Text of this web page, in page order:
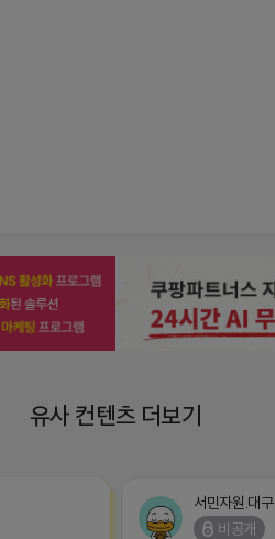
유사 컨텐츠 더보기
서민자원.대구
비공개